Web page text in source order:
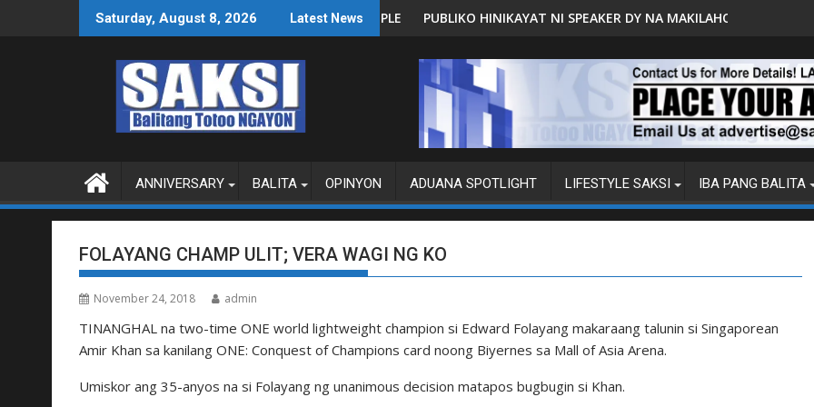
Saturday, August 8, 2026 Latest News
SA WPS O MAGBITIW
SA KONGRESO NA SUSPENDIHIN IMPLEMENTASYON NG RPVARAPUBLIKO HINIKAYAT NI SPEAKER DY NA MAKILAHOK SA PAGBUO NG MGA BATAS
MALACAÑANG PINAAARAL
ANNIVERSARY BALITA OPINYON ADUANA SPOTLIGHT LIFESTYLE SAKSI IBA PANG BALITA
FOLAYANG CHAMP ULIT; VERA WAGI NG KO
November 24, 2018 admin
TINANGHAL na two-time ONE world lightweight champion si Edward Folayang makaraang talunin si Singaporean
Amir Khan sa kanilang ONE: Conquest of Champions card noong Biyernes sa Mall of Asia Arena.
Umiskor ang 35-anyos na si Folayang ng unanimous decision matapos bugbugin si Khan.